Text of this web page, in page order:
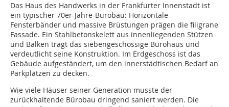
Das Haus des Handwerks in der Frankfurter Innenstadt ist
ein typischer 70er-Jahre-Bürobau: Horizontale
Fensterbänder und massive Brüstungen prägen die filigrane
Fassade. Ein Stahlbetonskelett aus innenliegenden Stützen
und Balken trägt das siebengeschossige Bürohaus und
verdeutlicht seine Konstruktion. Im Erdgeschoss ist das
Gebäude aufgeständert, um den innerstädtischen Bedarf an
Park­plätzen zu decken.
Wie viele Häuser seiner Generation musste der
zurückhaltende Bürobau dringend saniert werden. Die